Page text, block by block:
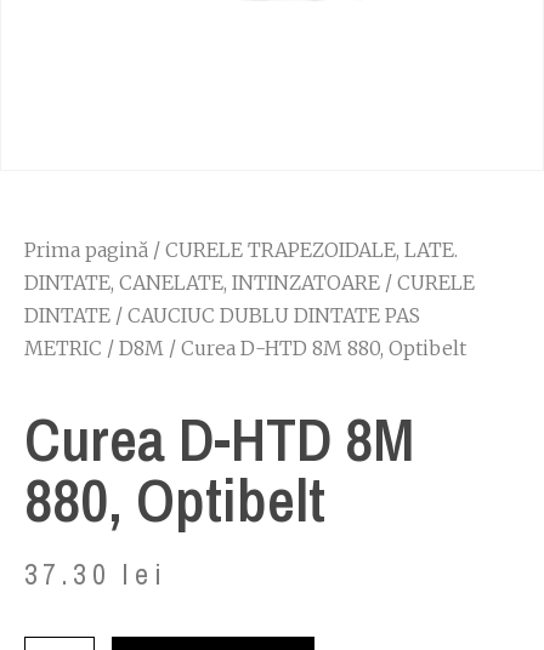
Prima pagină / CURELE TRAPEZOIDALE, LATE.
DINTATE, CANELATE, INTINZATOARE / CURELE
DINTATE / CAUCIUC DUBLU DINTATE PAS
METRIC / D8M / Curea D-HTD 8M 880, Optibelt
Curea D-HTD 8M
880, Optibelt
37.30 lei